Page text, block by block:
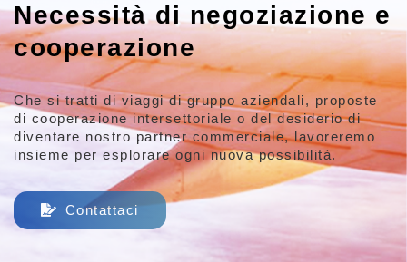
Necessità di negoziazione e
cooperazione
Che si tratti di viaggi di gruppo aziendali, proposte
di cooperazione intersettoriale o del desiderio di
diventare nostro partner commerciale,lavoreremo
insieme per esplorare ogni nuova possibilità.
Contattaci